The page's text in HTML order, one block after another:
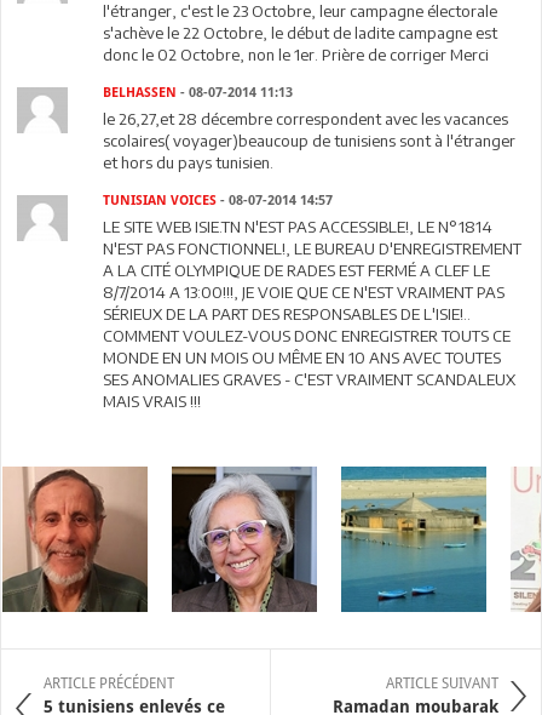
l'étranger, c'est le 23 Octobre, leur campagne électorale
s'achève le 22 Octobre, le début de ladite campagne est
donc le 02 Octobre, non le 1er. Prière de corriger Merci
BELHASSEN - 08-07-2014 11:13
le 26,27,et 28 décembre correspondent avec les vacances
scolaires( voyager)beaucoup de tunisiens sont à l'étranger
et hors du pays tunisien.
TUNISIAN VOICES - 08-07-2014 14:57
LE SITE WEB ISIE.TN N'EST PAS ACCESSIBLE!, LE N°1814
N'EST PAS FONCTIONNEL!, LE BUREAU D'ENREGISTREMENT
A LA CITÉ OLYMPIQUE DE RADES EST FERMÉ A CLEF LE
8/7/2014 A 13:00!!!, JE VOIE QUE CE N'EST VRAIMENT PAS
SÉRIEUX DE LA PART DES RESPONSABLES DE L'ISIE!..
COMMENT VOULEZ-VOUS DONC ENREGISTRER TOUTS CE
MONDE EN UN MOIS OU MÊME EN 10 ANS AVEC TOUTES
SES ANOMALIES GRAVES - C'EST VRAIMENT SCANDALEUX
MAIS VRAIS !!!
ARTICLE PRÉCÉDENT
5 tunisiens enlevés ce
ARTICLE SUIVANT
Ramadan moubarak